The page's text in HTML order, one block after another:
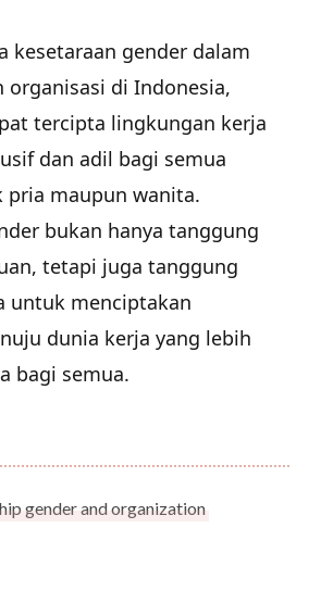
kesetaraan gender dalam
organisasi di Indonesia,
tercipta lingkungan kerja
dan adil bagi semua
pria maupun wanita.
bukan hanya tanggung
tetapi juga tanggung
untuk menciptakan
dunia kerja yang lebih
bagi semua.
gender and organization